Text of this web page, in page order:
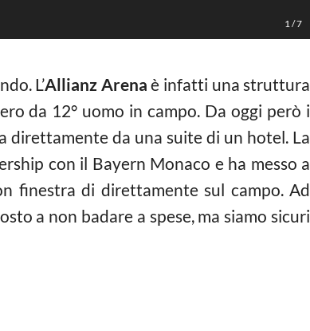
1/7
L’Allianz Arena è infatti una struttura
da 12° uomo in campo. Da oggi però i
da una suite di un hotel. La
con il Bayern Monaco e ha messo a
finestra di direttamente sul campo. Ad
a non badare a spese, ma siamo sicuri